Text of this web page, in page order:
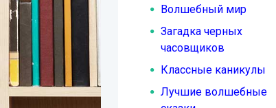
Волшебный мир
Загадка черных
часовщиков
Классные каникулы
Лучшие волшебные